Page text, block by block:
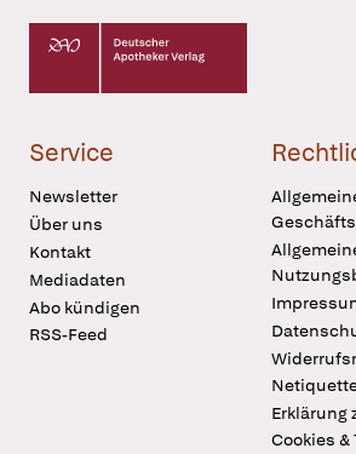
Deutscher Apotheker Verlag Logo
Service
Newsletter
Über uns
Kontakt
Mediadaten
Abo kündigen
RSS-Feed
Erklärung
Cookies &